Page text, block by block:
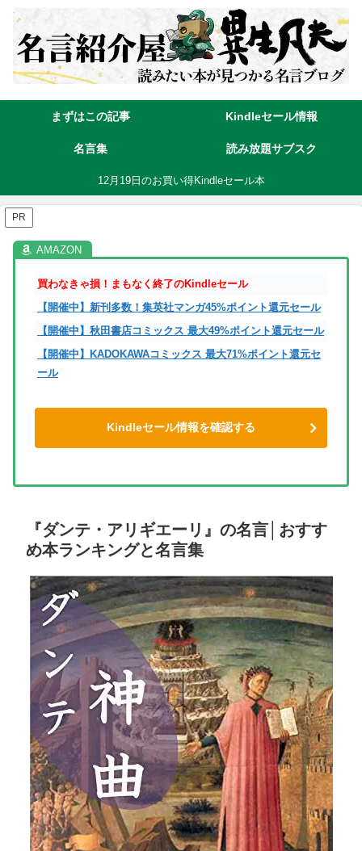
まずはこの記事 Kindleセール情報
名言集 読み放題サブスク
12月19日のお買い得Kindleセール本
PR
買わなきゃ損！まもなく終了のKindleセール
【開催中】新刊多数！集英社マンガ45%ポイント還元セール
【開催中】秋田書店コミックス 最大49%ポイント還元セール
【開催中】KADOKAWAコミックス 最大71%ポイント還元セ
ール
Kindleセール情報を確認する
『ダンテ・アリギエーリ』の名言│おすす
め本ランキングと名言集